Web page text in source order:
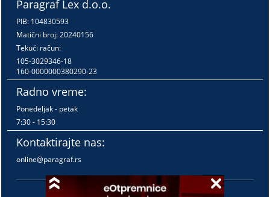
Paragraf Lex d.o.o.
PIB: 104830593
Matični broj: 20240156
Tekući račun:
105-3029346-18
160-0000000380290-23
Radno vreme:
Ponedeljak - petak
7:30 - 15:30
Kontaktirajte nas:
online@paragraf.rs